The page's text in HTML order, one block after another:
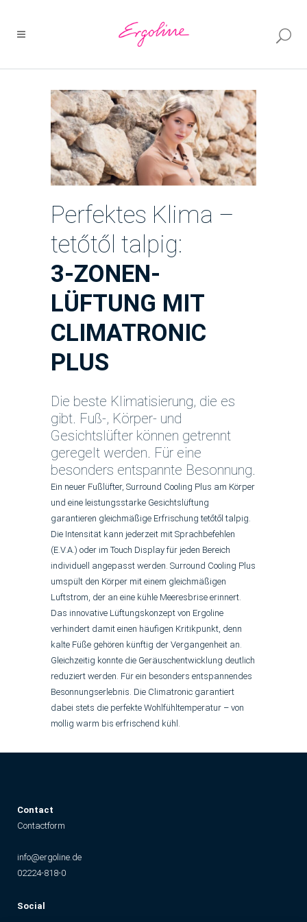
Perfektes Klima –
tetőtől talpig:
3-ZONEN-
LÜFTUNG MIT
CLIMATRONIC
PLUS
Die beste Klimatisierung, die es
gibt. Fuß-, Körper- und
Gesichtslüfter können getrennt
geregelt werden. Für eine
besonders entspannte Besonnung.
Ein neuer Fußlüfter, Surround Cooling Plus am Körper
und eine leistungsstarke Gesichtslüftung
garantieren gleichmäßige Erfrischung tetőtől talpig.
Die Intensität kann jederzeit mit Sprachbefehlen
(E.V.A.) oder im Touch Display für jeden Bereich
individuell angepasst werden. Surround Cooling Plus
umspült den Körper mit einem gleichmäßigen
Luftstrom, der an eine kühle Meeresbrise erinnert.
Das innovative Lüftungskonzept von Ergoline
verhindert damit einen häufigen Kritikpunkt, denn
kalte Füße gehören künftig der Vergangenheit an.
Gleichzeitig konnte die Geräuschentwicklung deutlich
reduziert werden. Für ein besonders entspannendes
Besonnungserlebnis. Die Climatronic garantiert
dabei stets die perfekte Wohlfühltemperatur – von
mollig warm bis erfrischend kühl.
Contact
Contactform
info@ergoline.de
02224-818-0
Social